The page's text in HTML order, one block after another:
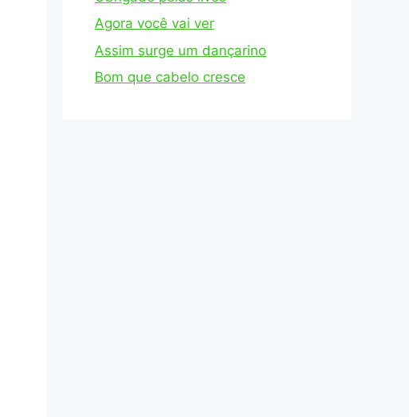
Agora você vai ver
Assim surge um dançarino
Bom que cabelo cresce